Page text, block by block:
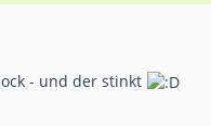
- und der stinkt